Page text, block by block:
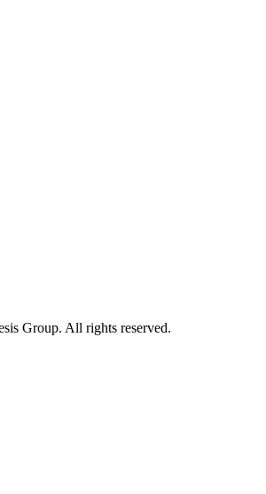
Group. All rights reserved.